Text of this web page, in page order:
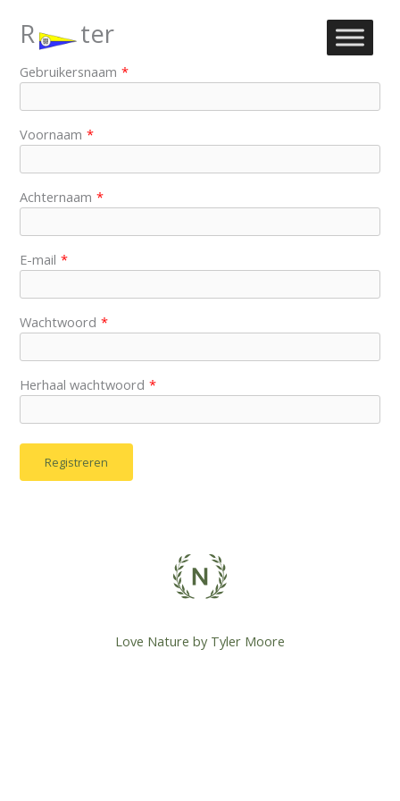
naar
inhoud
Register
Gebruikersnaam *
Voornaam *
Achternaam *
E-mail *
Wachtwoord *
Herhaal wachtwoord *
Love Nature by Tyler Moore